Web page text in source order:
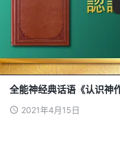
全能神经典话语《认识神
2021年4月15日